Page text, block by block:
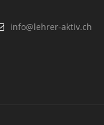
info@lehrer-aktiv.ch